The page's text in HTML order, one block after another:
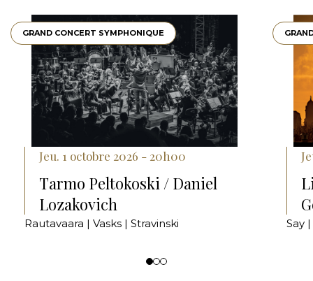
Tarmo Peltokoski / Daniel
Lozakovich
Jeu. 1 octobre 2026 - 20h00
Rautavaara | Vasks | Stravinski
GRAND CONCERT SYMPHONIQUE
Say